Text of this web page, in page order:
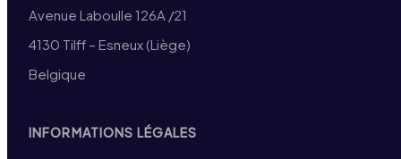
Avenue Laboulle 126A /21
4130 Tilff – Esneux (Liège)
Belgique
INFORMATIONS LÉGALES